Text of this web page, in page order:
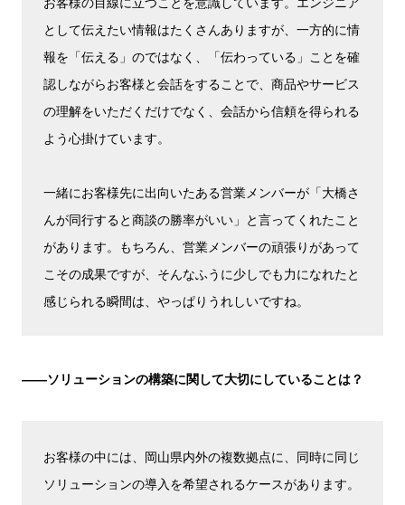
として伝えたい情報はたくさんありますが、一方的に情
報を「伝える」のではなく、「伝わっている」ことを確
認しながらお客様と会話をすることで、商品やサービス
の理解をいただくだけでなく、会話から信頼を得られる
よう心掛けています。
一緒にお客様先に出向いたある営業メンバーが「大橋さ
んが同行すると商談の勝率がいい」と言ってくれたこと
があります。もちろん、営業メンバーの頑張りがあって
こその成果ですが、そんなふうに少しでも力になれたと
感じられる瞬間は、やっぱりうれしいですね。
――ソリューションの構築に関して大切にしていることは？
お客様の中には、岡山県内外の複数拠点に、同時に同じ
ソリューションの導入を希望されるケースがあります。